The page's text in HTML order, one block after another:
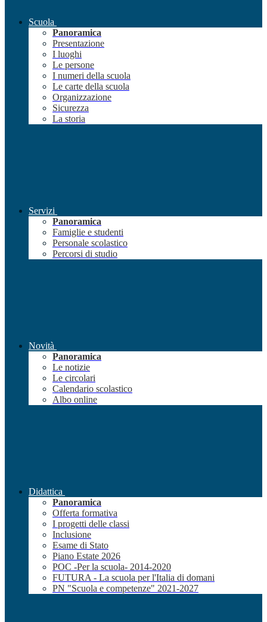
Scuola
Panoramica
Presentazione
I luoghi
Le persone
I numeri della scuola
Le carte della scuola
Organizzazione
Sicurezza
La storia
Servizi
Panoramica
Famiglie e studenti
Personale scolastico
Percorsi di studio
Novità
Panoramica
Le notizie
Le circolari
Calendario scolastico
Albo online
Didattica
Panoramica
Offerta formativa
I progetti delle classi
Inclusione
Esame di Stato
Piano Estate 2026
POC -Per la scuola- 2014-2020
FUTURA - La scuola per l'Italia di domani
PN "Scuola e competenze" 2021-2027